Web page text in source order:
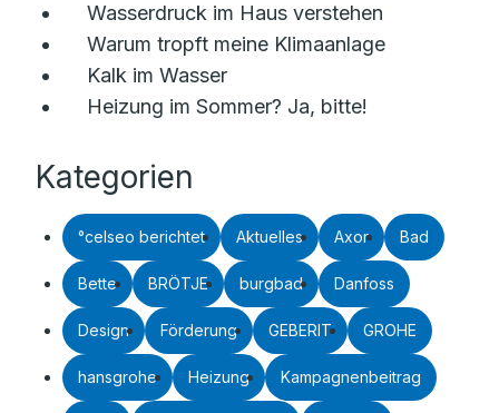
Wasserdruck im Haus verstehen
Warum tropft meine Klimaanlage
Kalk im Wasser
Heizung im Sommer? Ja, bitte!
Kategorien
°celseo berichtet Aktuelles Axor Bad
Bette BRÖTJE burgbad Danfoss
Design Förderung GEBERIT GROHE
hansgrohe Heizung Kampagnenbeitrag